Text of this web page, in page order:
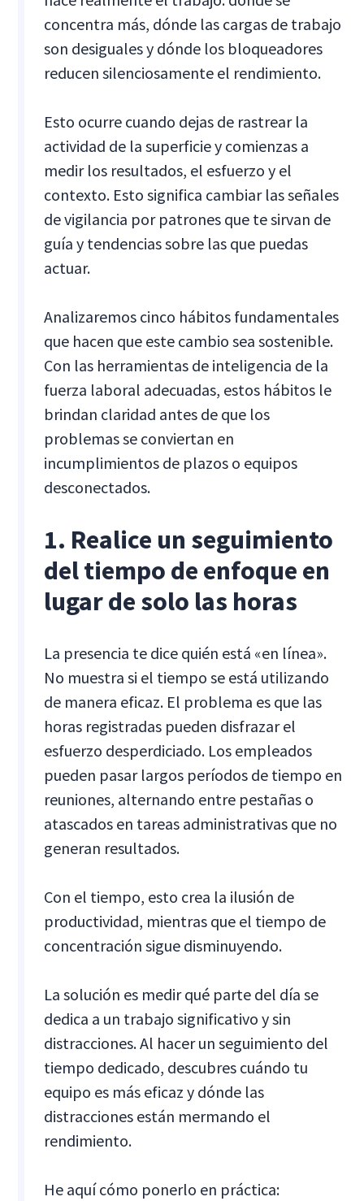
concentra más, dónde las cargas de trabajo
son desiguales y dónde los bloqueadores
reducen silenciosamente el rendimiento.
Esto ocurre cuando dejas de rastrear la
actividad de la superficie y comienzas a
medir los resultados, el esfuerzo y el
contexto. Esto significa cambiar las señales
de vigilancia por patrones que te sirvan de
guía y tendencias sobre las que puedas
actuar.
Analizaremos cinco hábitos fundamentales
que hacen que este cambio sea sostenible.
Con las herramientas de inteligencia de la
fuerza laboral adecuadas, estos hábitos le
brindan claridad antes de que los
problemas se conviertan en
incumplimientos de plazos o equipos
desconectados.
1. Realice un seguimiento
del tiempo de enfoque en
lugar de solo las horas
La presencia te dice quién está «en línea».
No muestra si el tiempo se está utilizando
de manera eficaz. El problema es que las
horas registradas pueden disfrazar el
esfuerzo desperdiciado. Los empleados
pueden pasar largos períodos de tiempo en
reuniones, alternando entre pestañas o
atascados en tareas administrativas que no
generan resultados.
Con el tiempo, esto crea la ilusión de
productividad, mientras que el tiempo de
concentración sigue disminuyendo.
La solución es medir qué parte del día se
dedica a un trabajo significativo y sin
distracciones. Al hacer un seguimiento del
tiempo dedicado, descubres cuándo tu
equipo es más eficaz y dónde las
distracciones están mermando el
rendimiento.
He aquí cómo ponerlo en práctica: